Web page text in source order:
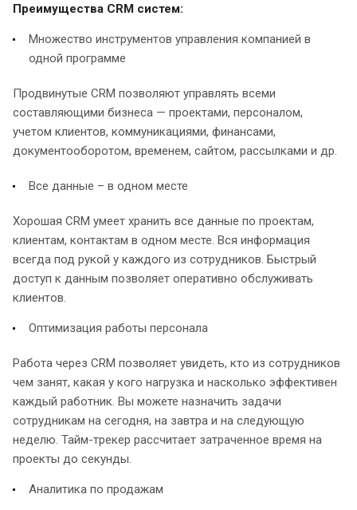
Преимущества CRM систем:
Множество инструментов управления компанией в
одной программе
Продвинутые CRM позволяют управлять всеми
составляющими бизнеса — проектами, персоналом,
учетом клиентов, коммуникациями, финансами,
документооборотом, временем, сайтом, рассылками и др.
Все данные – в одном месте
Хорошая CRM умеет хранить все данные по проектам,
клиентам, контактам в одном месте. Вся информация
всегда под рукой у каждого из сотрудников. Быстрый
доступ к данным позволяет оперативно обслуживать
клиентов.
Оптимизация работы персонала
Работа через CRM позволяет увидеть, кто из сотрудников
чем занят, какая у кого нагрузка и насколько эффективен
каждый работник. Вы можете назначить задачи
сотрудникам на сегодня, на завтра и на следующую
неделю. Тайм-трекер рассчитает затраченное время на
проекты до секунды.
Аналитика по продажам